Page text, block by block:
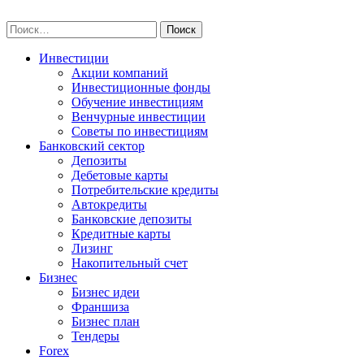
to
content
Найти:
Инвестиции
Акции компаний
Инвестиционные фонды
Обучение инвестициям
Венчурные инвестиции
Советы по инвестициям
Банковский сектор
Депозиты
Дебетовые карты
Потребительские кредиты
Автокредиты
Банковские депозиты
Кредитные карты
Лизинг
Накопительный счет
Бизнес
Бизнес идеи
Франшиза
Бизнес план
Тендеры
Forex